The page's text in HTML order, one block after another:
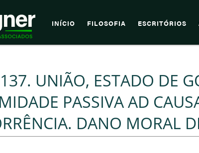
INÍCIO FILOSOFIA ESCRITÓRIOS
UNIÃO, ESTADO DE
PASSIVA AD
DANO MORAL